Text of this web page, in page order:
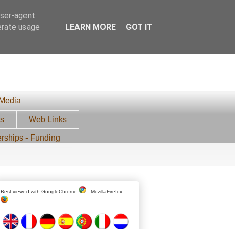
Web Links
- Funding
Best viewed with GoogleChrome - MozillaFirefox
agent
usage
LEARN MORE GOT IT